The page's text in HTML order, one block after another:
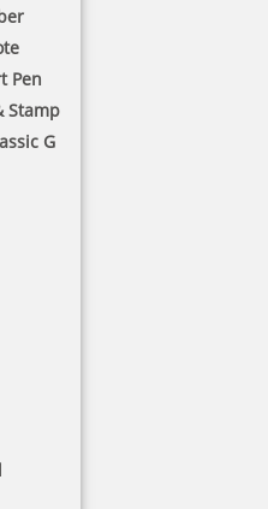
Pen
Stamp
G
79x34 mm